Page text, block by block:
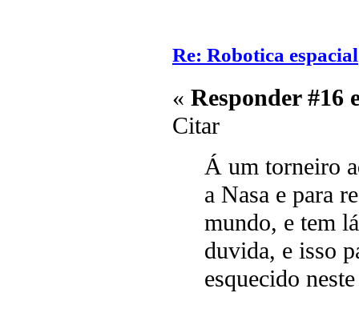
Re: Robotica espacial
« Responder #16
Citar
Á um torneiro
a Nasa e para
mundo, e tem
duvida, e isso
esquecido